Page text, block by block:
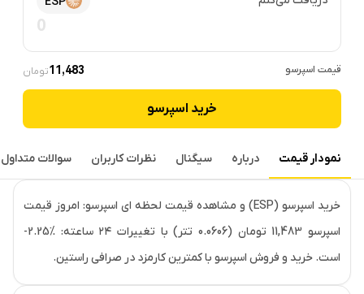
قیمت اسپرسو 11,483تومان
خرید اسپرسو
نمودار قیمت درباره سیگنال نظرات کاربران سوالات متداول
قیمت لحظه‌ایاسپرسو
خرید اسپرسو (ESP) و مشاهده قیمت لحظه ای اسپرسو: امروز قیمت
اسپرسو 11,483 تومان (0.0606 تتر) با تغییرات ۲۴ ساعته: ‎-2.25%
است. خرید و فروش اسپرسو با کمترین کارمزد در صرافی راستین.